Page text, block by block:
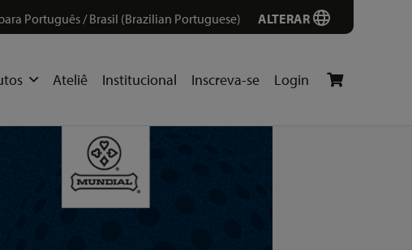
Português / Brasil (Brazilian Portuguese) ALTERAR
Ateliê Institucional Inscreva-se Login